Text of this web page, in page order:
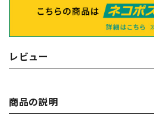
レビュー
商品の説明